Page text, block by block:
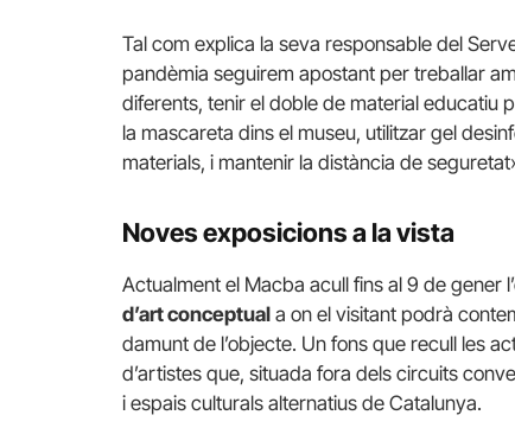
Tal com explica la seva responsable del
pandèmia seguirem apostant per treballar
diferents, tenir el doble de material educatiu
la mascareta dins el museu, utilitzar gel
materials, i mantenir la distància de
Noves exposicions a la vista
Actualment el Macba acull fins al 9 de gener
d’art conceptual a on el visitant podrà
damunt de l’objecte. Un fons que recull les
d’artistes que, situada fora dels circuits
i espais culturals alternatius de Catalunya.